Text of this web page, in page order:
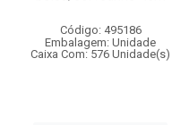
Código: 495186
Embalagem: Unidade
Caixa Com: 576 Unidade(s)